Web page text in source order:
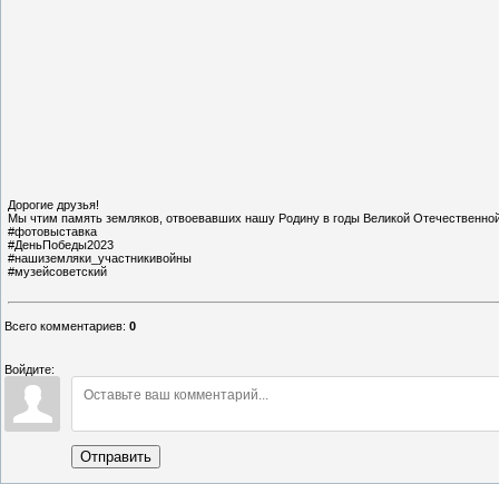
Дорогие друзья!
Мы чтим память земляков, отвоевавших нашу Родину в годы Великой
#фотовыставка
#ДеньПобеды2023
#нашиземляки_участникивойны
#музейсоветский
Всего комментариев: 0
Войдите:
Отправить